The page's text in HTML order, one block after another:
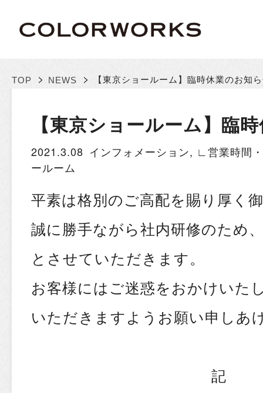
TOP > NEWS > 【東京ショールーム】臨時休業のお知
【東京ショールーム】臨
2021.3.08 インフォメーション, ∟営業時間
ールーム
平素は格別のご高配を賜り厚く
誠に勝手ながら社内研修のため
とさせていただきます。
お客様にはご迷惑をおかけいた
いただきますようお願い申しあ
記